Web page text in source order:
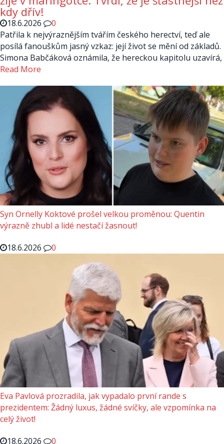
kdy dřív!
18.6.2026
0
Patřila k nejvýraznějším tvářím českého herectví, teď ale
posílá fanouškům jasný vzkaz: její život se mění od základů.
Simona Babčáková oznámila, že hereckou kapitolu uzavírá,
Read More
Syn Ornelly Koktové prošel velkou proměnou: Quentin
výrazně zhubl a lidé nestačí žasnout!
18.6.2026
0
Eva Pavlová prozradila, jak vypadalo první rande s
prezidentem: Žádný luxus, žádné svíčky, ale vzpomínka na
celý život!
18.6.2026
0